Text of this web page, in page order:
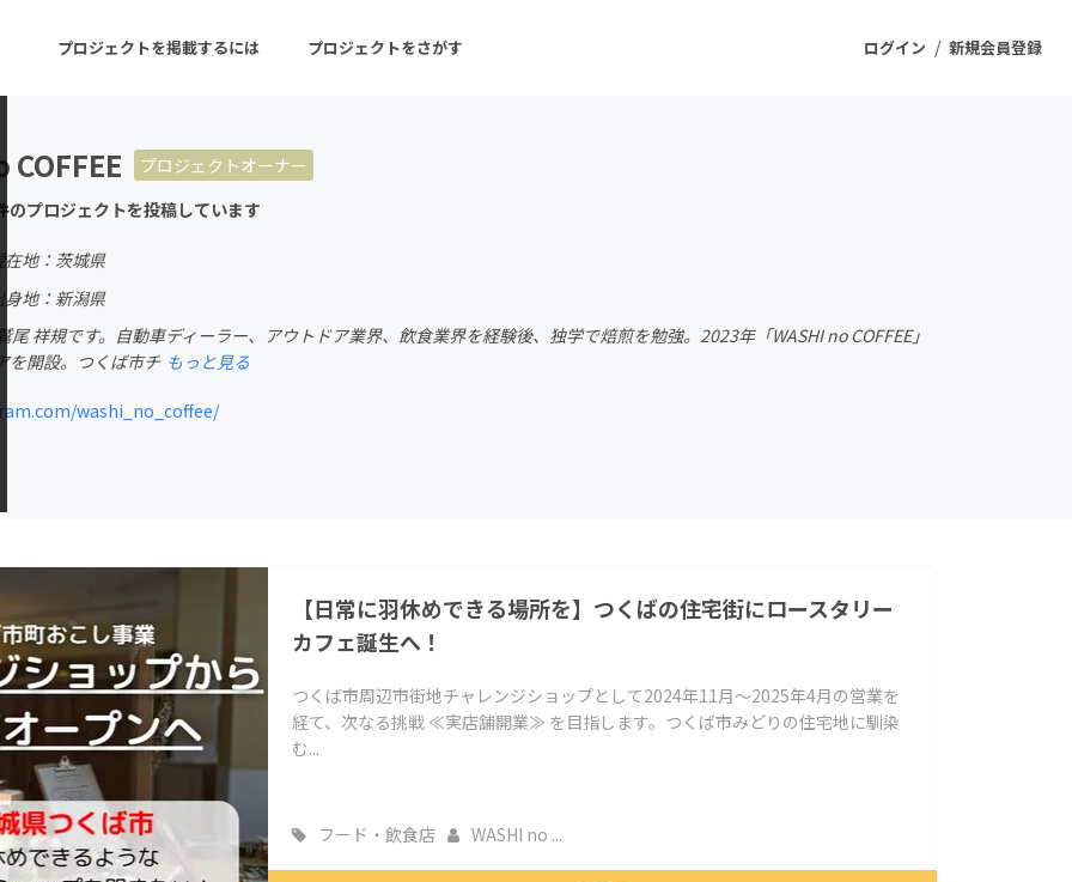
ログイン / 新規会員登録
プロジェクトを掲載するには プロジェクトをさがす
ーン 注目の新着プロジェクト
音楽
ゲーム・サービス開発
フード・飲食店
ファッション
CAMPFIRE for Social Good
machi-ya コミュニティ
COFFEE
プロジェクトオーナー
のプロジェクトを投稿しています
在地：茨城県
身地：新潟県
尾 祥規です。自動車ディーラー、アウトドア業界、飲食業界を経験後、独学で焙煎を勉強。2023年「WASHI no COFFEE」
を開設。つくば市チ もっと見る
washi_no_coffee/
【日常に羽休めできる場所を】つくばの住宅街にロースタリー
カフェ誕生へ！
つくば市周辺市街地チャレンジショップとして2024年11月～2025年4月の営業を
経て、次なる挑戦 ≪実店舗開業≫ を目指します。つくば市みどりの住宅地に馴染
む...
フード・飲食店 WASHI no ...